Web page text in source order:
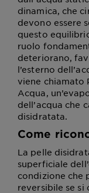
dinamica, che
devono essere
questo
ruolo
deteriorano,
l’esterno
viene chiamato
Acqua,
dell’acqua che
disidratata.
Come
La pelle
superficiale
condizione che
reversibile se